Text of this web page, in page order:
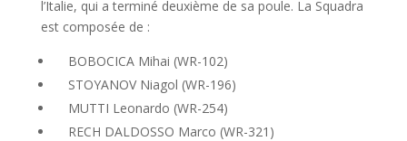
l’Italie, qui a terminé deuxième de sa poule. La Squadra
est composée de :
BOBOCICA Mihai (WR-102)
STOYANOV Niagol (WR-196)
MUTTI Leonardo (WR-254)
RECH DALDOSSO Marco (WR-321)